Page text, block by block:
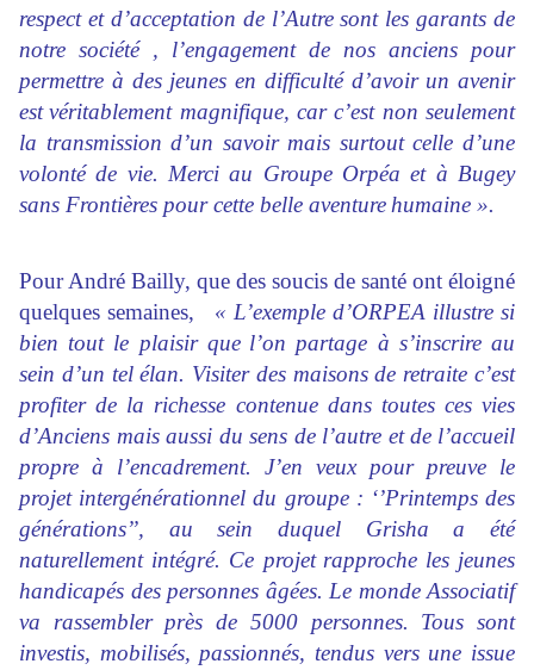
respect et d’acceptation de l’Autre sont les garants de
notre société , l’engagement de nos anciens pour
permettre à des jeunes en difficulté d’avoir un avenir
est véritablement magnifique, car c’est non seulement
la transmission d’un savoir mais surtout celle d’une
volonté de vie. Merci au Groupe Orpéa et à Bugey
sans Frontières pour cette belle aventure humaine ».
Pour André Bailly, que des soucis de santé ont éloigné
quelques semaines,
« L’exemple d’ORPEA illustre si
bien tout le plaisir que l’on partage à s’inscrire au
sein d’un tel élan. Visiter des maisons de retraite c’est
profiter de la richesse contenue dans toutes ces vies
d’Anciens mais aussi du sens de l’autre et de l’accueil
propre à l’encadrement. J’en veux pour preuve le
projet intergénérationnel du groupe : ‘’Printemps des
générations’’, au sein duquel Grisha a été
naturellement intégré. Ce projet rapproche les jeunes
handicapés des personnes âgées. Le monde Associatif
va rassembler près de 5000 personnes. Tous sont
investis, mobilisés, passionnés, tendus vers une issue